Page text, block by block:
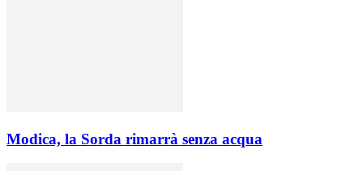
Modica, la Sorda rimarrà senza acqua